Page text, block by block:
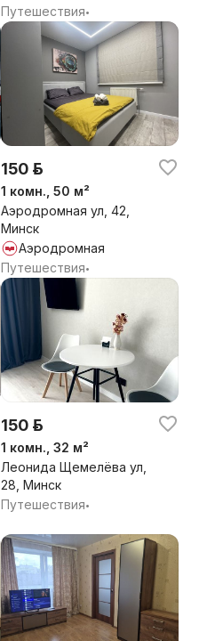
Путешествия•
150 р.
1 комн., 50 м²
Аэродромная ул, 42,
Минск
Аэродромная
Путешествия•
150 р.
1 комн., 32 м²
Леонида Щемелёва ул,
28, Минск
Путешествия•